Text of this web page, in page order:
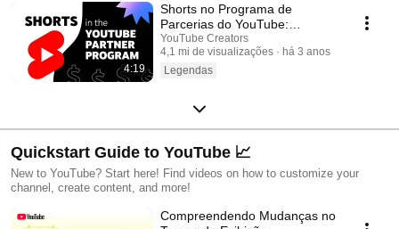
4:19
Shorts no Programa de
Parcerias do YouTube:
qualificação, participação na
receita de anúncios e Anal
YouTube Creators
4,1 mi de visualizações
há 3 anos
Legendas
Quickstart Guide to YouTube 📈
New to YouTube? Start here! Find videos on how to customize your
channel, create content, and more!
Compreendendo Mudanças no